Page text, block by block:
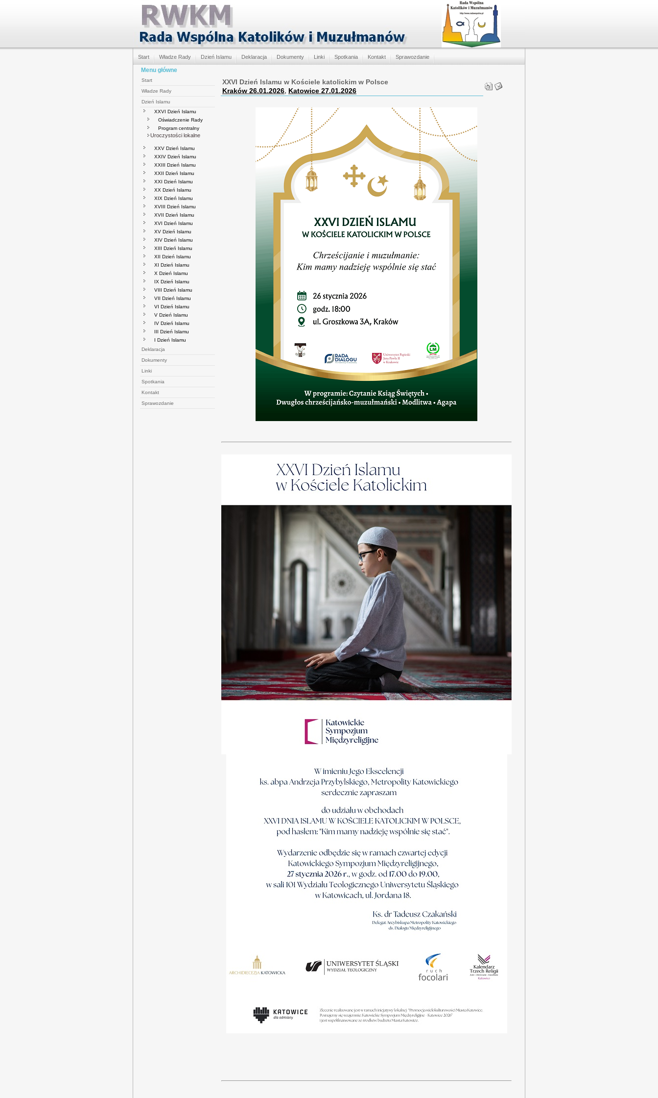
Start Władze Rady Dzień Islamu Deklaracja Dokumenty Linki Spotkania Kontakt Sprawozdanie
Menu główne
Start
Władze Rady
Dzień Islamu
XXVI Dzień Islamu
Oświadczenie Rady
Program centralny
Uroczystości lokalne
XXV Dzień Islamu
XXIV Dzień Islamu
XXIII Dzień Islamu
XXII Dzień Islamu
XXI Dzień Islamu
XX Dzień Islamu
XIX Dzień Islamu
XVIII Dzień Islamu
XVII Dzień Islamu
XVI Dzień Islamu
XV Dzień Islamu
XIV Dzień Islamu
XIII Dzień Islamu
XII Dzień Islamu
XI Dzień Islamu
X Dzień Islamu
IX Dzień Islamu
VIII Dzień Islamu
VII Dzień Islamu
VI Dzień Islamu
V Dzień Islamu
IV Dzień Islamu
III Dzień Islamu
I Dzień Islamu
Deklaracja
Dokumenty
Linki
Spotkania
Kontakt
Sprawozdanie
XXVI Dzień Islamu w Kościele katolickim w Polsce
Kraków 26.01.2026, Katowice 27.01.2026